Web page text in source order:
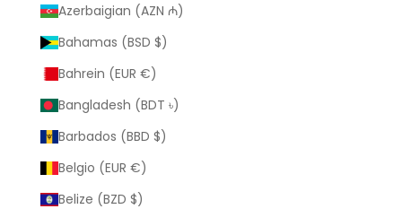
Azerbaigian (AZN ₼)
Bahamas (BSD $)
Bahrein (EUR €)
Bangladesh (BDT ৳)
Barbados (BBD $)
Belgio (EUR €)
Belize (BZD $)